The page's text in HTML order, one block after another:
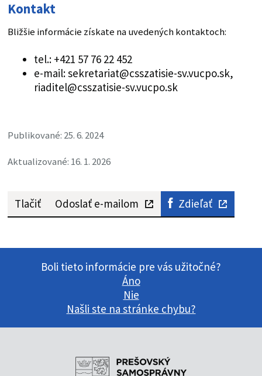
Kontakt
Bližšie informácie získate na uvedených kontaktoch:
tel.: +421 57 76 22 452
e-mail: sekretariat@csszatisie-sv.vucpo.sk,
riaditel@csszatisie-sv.vucpo.sk
Publikované: 25. 6. 2024
Aktualizované: 16. 1. 2026
Tlačiť Odoslať e-mailom Zdieľať
Boli tieto informácie pre vás užitočné?
Áno
Nie
Našli ste na stránke chybu?